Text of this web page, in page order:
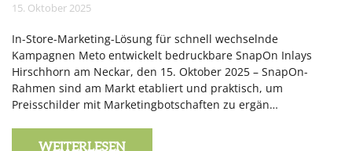
15. Oktober 2025
In-Store-Marketing-Lösung für schnell wechselnde
Kampagnen Meto entwickelt bedruckbare SnapOn Inlays
Hirschhorn am Neckar, den 15. Oktober 2025 – SnapOn-
Rahmen sind am Markt etabliert und praktisch, um
Preisschilder mit Marketingbotschaften zu ergän…
WEITERLESEN